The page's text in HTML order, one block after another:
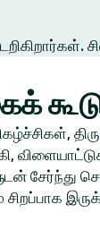
சேர்ந்து